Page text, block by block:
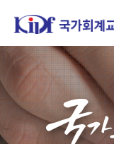
홈페이지가 새
한국조세재정